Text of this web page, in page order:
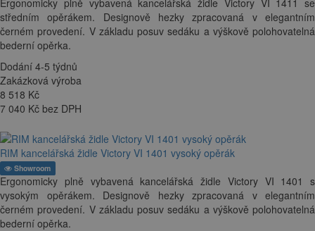
Ergonomicky plně vybavená kancelářská židle Victory VI 1411 se
středním opěrákem. Designově hezky zpracovaná v elegantním
černém provedení. V základu posuv sedáku a výškově polohovatelná
bederní opěrka.
Dodání 4-5 týdnů
Zakázková výroba
8 518 Kč
7 040 Kč bez DPH
RIM kancelářská židle Victory VI 1401 vysoký opěrák
Showroom
Ergonomicky plně vybavená kancelářská židle Victory VI 1401 s
vysokým opěrákem. Designově hezky zpracovaná v elegantním
černém provedení. V základu posuv sedáku a výškově polohovatelná
bederní opěrka.